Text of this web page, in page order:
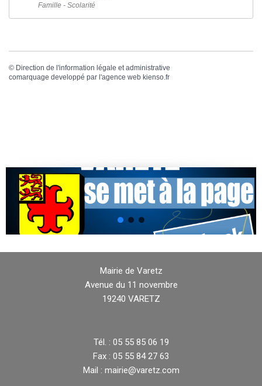
Famille - Scolarité
© Direction de l'information légale et administrative
comarquage developpé par l'agence web kienso.fr
Mairie de Varetz
Avenue du 11 novembre
19240 VARETZ
Tél. : 05 55 85 06 19
Fax : 05 55 84 27 63
Mail : mairie@varetz.com